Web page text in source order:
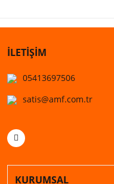
İLETİŞİM
05413697506
satis@amf.com.tr
KURUMSAL